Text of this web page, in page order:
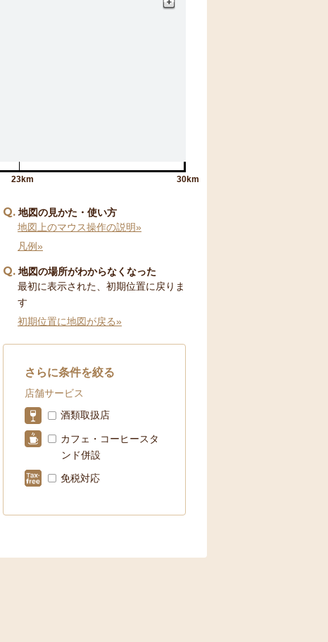
23km 30km
Q 地図の見かた・使い方
地図上のマウス操作の説明»
凡例»
Q 地図の場所がわからなくなった
最初に表示された、初期位置に戻りま
す
初期位置に地図が戻る»
さらに条件を絞る
店舗サービス
酒類取扱店
カフェ・コーヒースタ
ンド併設
免税対応